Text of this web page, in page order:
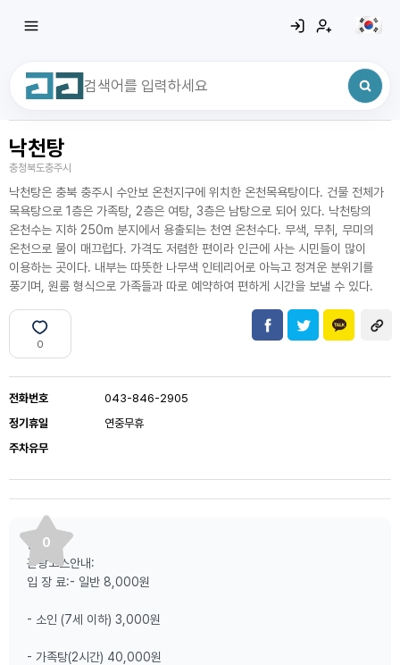
최근 검색어
낙천탕
충청북도충주시
낙천탕은 충북 충주시 수안보 온천지구에 위치한 온천목욕탕이다. 건물 전체가
목욕탕으로 1층은 가족탕, 2층은 여탕, 3층은 남탕으로 되어 있다. 낙천탕의
온천수는 지하 250m 분지에서 용출되는 천연 온천수다. 무색, 무취, 무미의
온천으로 물이 매끄럽다. 가격도 저렴한 편이라 인근에 사는 시민들이 많이
이용하는 곳이다. 내부는 따뜻한 나무색 인테리어로 아늑고 정겨운 분위기를
풍기며, 원룸 형식으로 가족들과 따로 예약하여 편하게 시간을 보낼 수 있다.
0
전화번호
043-846-2905
정기휴일
연중무휴
주차유무
0
등산로:
관광코스안내:
입 장 료:- 일반 8,000원
- 소인 (7세 이하) 3,000원
- 가족탕(2시간) 40,000원